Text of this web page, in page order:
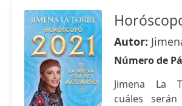
Autor:
Número de
Jimena La
cuáles